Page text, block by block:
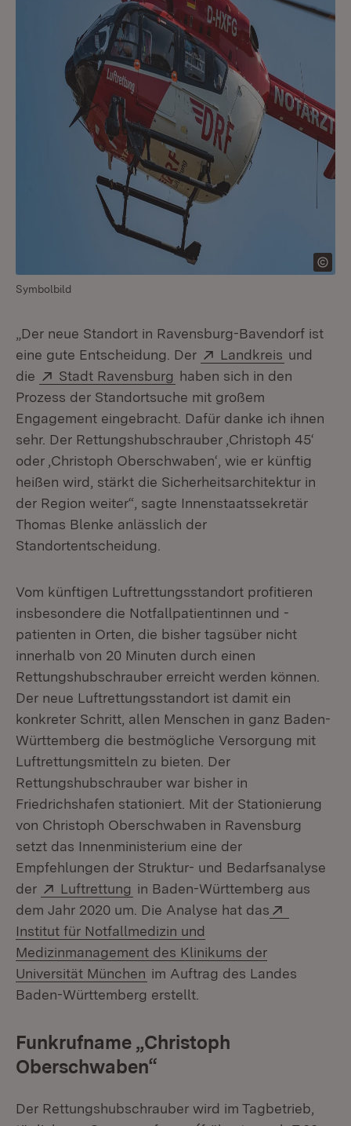
Symbolbild
„Der neue Standort in Ravensburg-Bavendorf ist
eine gute Entscheidung. Der
Extern:
Landkreis (Öffnet in
und
die
Extern:
Stadt Ravensburg (Öffnet in neuem Fenster)
haben sich in den
Prozess der Standortsuche mit großem
Engagement eingebracht. Dafür danke ich ihnen
sehr. Der Rettungshubschrauber ‚Christoph 45‘
oder ‚Christoph Oberschwaben‘, wie er künftig
heißen wird, stärkt die Sicherheitsarchitektur in
der Region weiter“, sagte Innenstaatssekretär
Thomas Blenke anlässlich der
Standortentscheidung.
Vom künftigen Luftrettungsstandort profitieren
insbesondere die Notfallpatientinnen und -
patienten in Orten, die bisher tagsüber nicht
innerhalb von 20 Minuten durch einen
Rettungshubschrauber erreicht werden können.
Der neue Luftrettungsstandort ist damit ein
konkreter Schritt, allen Menschen in ganz Baden-
Württemberg die bestmögliche Versorgung mit
Luftrettungsmitteln zu bieten. Der
Rettungshubschrauber war bisher in
Friedrichshafen stationiert. Mit der Stationierung
von Christoph Oberschwaben in Ravensburg
setzt das Innenministerium eine der
Empfehlungen der Struktur- und Bedarfsanalyse
der
Extern:
Luftrettung (Öffnet in neuem Fenster)
in Baden-Württemberg aus
dem Jahr 2020 um. Die Analyse hat das
Institut für Notfallmedizin und
Medizinmanagement des Klinikums der
Universität München (Öffnet in neuem Fenster)
im Auftrag des Landes
Baden-Württemberg erstellt.
Funkrufname „Christoph
Oberschwaben“
Der Rettungshubschrauber wird im Tagbetrieb,